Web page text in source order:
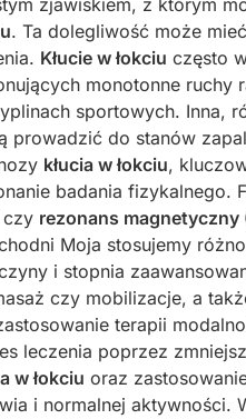
zjawiskiem, z którym
. Ta dolegliwość może
Kłucie w łokciu często
monotonne ruchy
sportowych. Inna,
prowadzić do stanów
kłucia w łokciu,
badania fizykalnego.
czy rezonans magnetyczny
Moja stosujemy
i stopnia
czy mobilizacje, a
terapii
leczenia poprzez
w łokciu oraz
i normalnej aktywności.